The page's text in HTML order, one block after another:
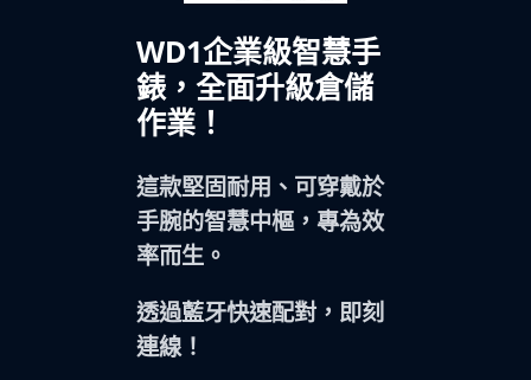
WD1企業級智慧手
錶，全面升級倉儲
作業！
這款堅固耐用、可穿戴於
手腕的智慧中樞，專為效
率而生。
透過藍牙快速配對，即刻
連線！